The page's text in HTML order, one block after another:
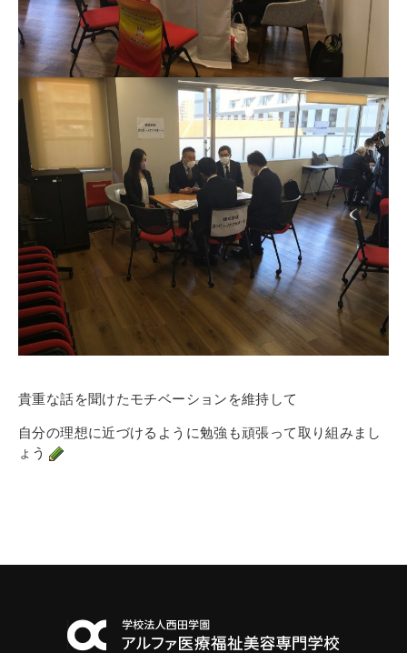
貴重な話を聞けたモチベーションを維持して
自分の理想に近づけるように勉強も頑張って取り組みまし
ょう